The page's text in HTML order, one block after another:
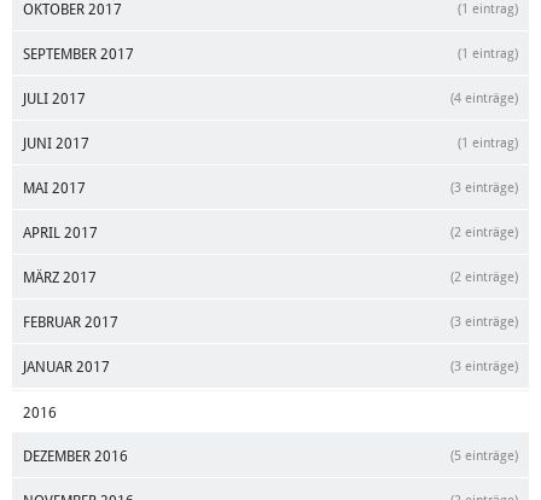
OKTOBER 2017 (1 eintrag)
SEPTEMBER 2017 (1 eintrag)
JULI 2017 (4 einträge)
JUNI 2017 (1 eintrag)
MAI 2017 (3 einträge)
APRIL 2017 (2 einträge)
MÄRZ 2017 (2 einträge)
FEBRUAR 2017 (3 einträge)
JANUAR 2017 (3 einträge)
2016
DEZEMBER 2016 (5 einträge)